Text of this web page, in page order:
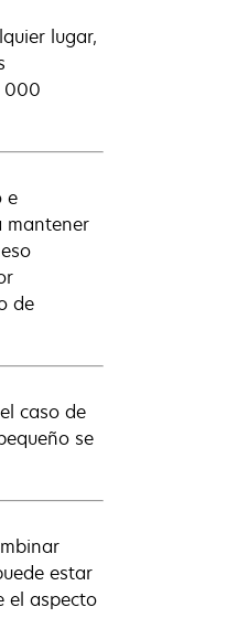
lugar,
000
e
mantener
de
caso de
se
estar
el aspecto